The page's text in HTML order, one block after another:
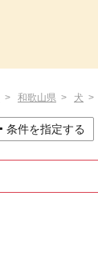
和歌山県 犬
条件を指定する